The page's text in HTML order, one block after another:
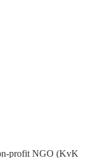
profit NGO (KvK